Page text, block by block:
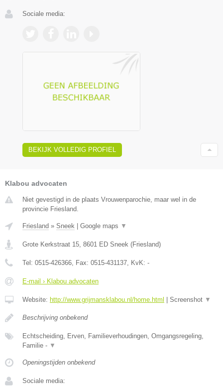
Sociale media:
BEKIJK VOLLEDIG PROFIEL
Klabou advocaten
Niet gevestigd in de plaats Vrouwenparochie, maar wel in de
provincie Friesland.
Friesland » Sneek Google maps ▼
Grote Kerkstraat 15 8601 ED Sneek (Friesland)
Tel: 0515-426366 , Fax: 0515-431137 , KvK: -
E-mail › Klabou advocaten
Website: http://www.grijmansklabou.nl/home.html Screenshot ▼
Beschrijving onbekend
Echtscheiding, Erven, Familieverhoudingen, Omgangsregeling,
Familie - ▼
Openingstijden onbekend
Sociale media: